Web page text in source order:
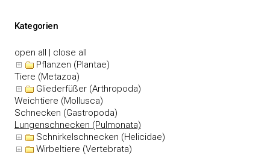
Kategorien
open all | close all
Pflanzen (Plantae)
Tiere (Metazoa)
Gliederfüßer (Arthropoda)
Weichtiere (Mollusca)
Schnecken (Gastropoda)
Lungenschnecken (Pulmonata)
Schnirkelschnecken (Helicidae)
Wirbeltiere (Vertebrata)